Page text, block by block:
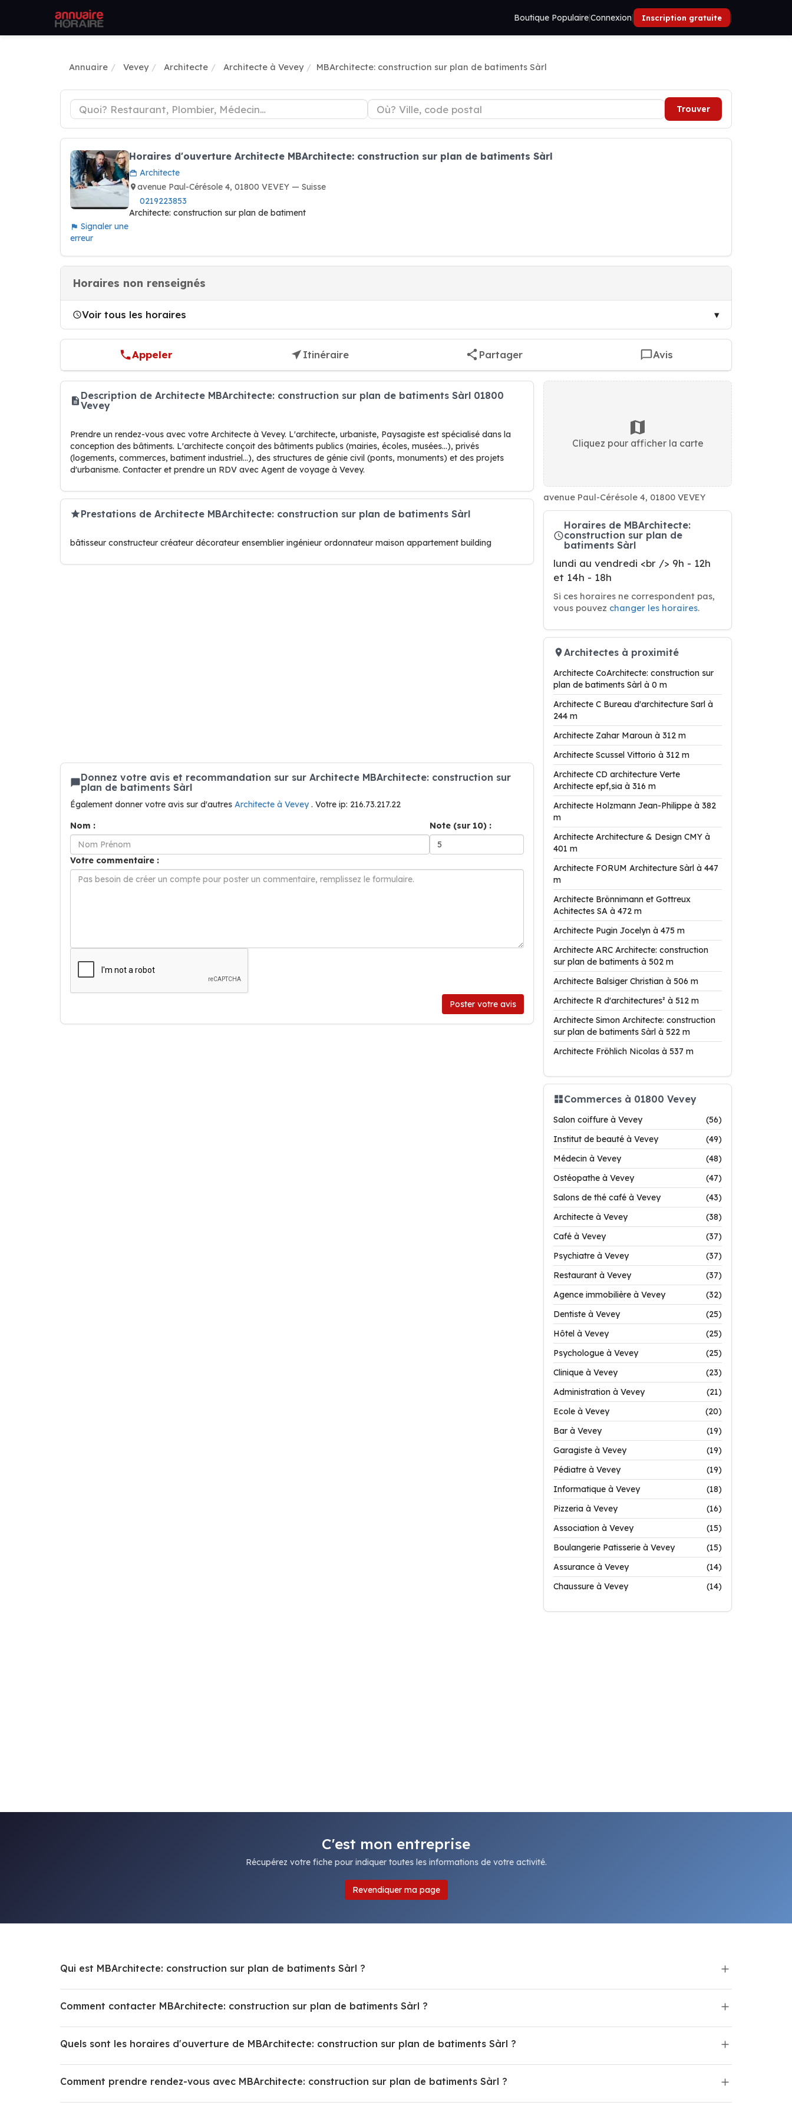
Boutique Populaire|Connexion| Inscription gratuite |
Annuaire Vevey Architecte Architecte à Vevey MBArchitecte: construction sur plan de batiments Sàrl
Trouver
Signaler une
erreur
Horaires d'ouverture Architecte MBArchitecte: construction sur plan de batiments Sàrl
Architecte
avenue Paul-Cérésole 4, 01800 VEVEY — Suisse
0219223853
Architecte: construction sur plan de batiment
Horaires non renseignés
Voir tous les horaires
Appeler Itinéraire Partager Avis
Description de Architecte MBArchitecte: construction sur plan de batiments Sàrl 01800
Vevey
Prendre un rendez-vous avec votre Architecte à Vevey. L'architecte, urbaniste, Paysagiste est spécialisé dans la
conception des bâtiments. L'architecte conçoit des bâtiments publics (mairies, écoles, musées...), privés
(logements, commerces, batiment industriel...), des structures de génie civil (ponts, monuments) et des projets
d'urbanisme. Contacter et prendre un RDV avec Agent de voyage à Vevey.
Prestations de Architecte MBArchitecte: construction sur plan de batiments Sàrl
bâtisseur constructeur créateur décorateur ensemblier ingénieur ordonnateur maison appartement building
Donnez votre avis et recommandation sur sur Architecte MBArchitecte: construction sur
plan de batiments Sàrl
Également donner votre avis sur d'autres Architecte à Vevey. Votre ip: 216.73.217.22
Nom :
Note (sur 10) :
Votre commentaire :
Poster votre avis
Cliquez pour afficher la carte
avenue Paul-Cérésole 4, 01800 VEVEY
Horaires de MBArchitecte:
construction sur plan de
batiments Sàrl
lundi au vendredi <br /> 9h - 12h
et 14h - 18h
Si ces horaires ne correspondent pas,
vous pouvez changer les horaires.
Architectes à proximité
Architecte CoArchitecte: construction sur
plan de batiments Sàrl à 0 m
Architecte C Bureau d'architecture Sarl à
244 m
Architecte Zahar Maroun à 312 m
Architecte Scussel Vittorio à 312 m
Architecte CD architecture Verte
Architecte epf,sia à 316 m
Architecte Holzmann Jean-Philippe à 382
m
Architecte Architecture & Design CMY à
401 m
Architecte FORUM Architecture Sàrl à 447
m
Architecte Brönnimann et Gottreux
Achitectes SA à 472 m
Architecte Pugin Jocelyn à 475 m
Architecte ARC Architecte: construction
sur plan de batiments à 502 m
Architecte Balsiger Christian à 506 m
Architecte R d'architectures² à 512 m
Architecte Simon Architecte: construction
sur plan de batiments Sàrl à 522 m
Architecte Fröhlich Nicolas à 537 m
Commerces à 01800 Vevey
Salon coiffure à Vevey
(56)
Institut de beauté à Vevey
(49)
Médecin à Vevey
(48)
Ostéopathe à Vevey
(47)
Salons de thé café à Vevey
(43)
Architecte à Vevey
(38)
Café à Vevey
(37)
Psychiatre à Vevey
(37)
Restaurant à Vevey
(37)
Agence immobilière à Vevey
(32)
Dentiste à Vevey
(25)
Hôtel à Vevey
(25)
Psychologue à Vevey
(25)
Clinique à Vevey
(23)
Administration à Vevey
(21)
Ecole à Vevey
(20)
Bar à Vevey
(19)
Garagiste à Vevey
(19)
Pédiatre à Vevey
(19)
Informatique à Vevey
(18)
Pizzeria à Vevey
(16)
Association à Vevey
(15)
Boulangerie Patisserie à Vevey
(15)
Assurance à Vevey
(14)
Chaussure à Vevey
(14)
C'est mon entreprise
Récupérez votre fiche pour indiquer toutes les informations de votre activité.
Revendiquer ma page
Qui est MBArchitecte: construction sur plan de batiments Sàrl ?
Comment contacter MBArchitecte: construction sur plan de batiments Sàrl ?
Quels sont les horaires d'ouverture de MBArchitecte: construction sur plan de batiments Sàrl ?
Comment prendre rendez-vous avec MBArchitecte: construction sur plan de batiments Sàrl ?